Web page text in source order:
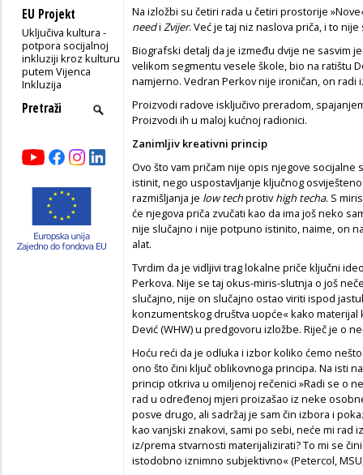
EU Projekt
Uključiva kultura -
potpora socijalnoj
inkluziji kroz kulturu
putem Vijenca
Inkluzija
Na izložbi su četiri rada u četiri prostorije
needi Zvijer. Već je taj niz naslova priča, i to nije
Biografski detalj da je između dvije ne sasvim
velikom segmentu vesele škole, bio na ratištu
namjerno. Vedran Perkov nije ironičan, on radi
Proizvodi radove isključivo preradom,
Proizvodi ih u maloj kućnoj radionici.
Zanimljiv kreativni princip
Ovo što vam pričam nije opis njegove socijalne
istinit, nego uspostavljanje ključnog
razmišljanja je low techprotivhigh techa. S
će njegova priča zvučati kao da ima još neko
nije slučajno i nije potpuno istinito, naime, on
alat.
Tvrdim da je vidljivi trag lokalne priče ključni
Perkova. Nije se taj okus-miris-slutnja o još
slučajno, nije on slučajno ostao viriti ispod
konzumentskog društva uopće« kako
Dević (WHW) u predgovoru izložbe. Riječ je o
Hoću reći da je odluka i izbor koliko ćemo
ono što čini ključ oblikovnoga principa. Na isti
princip otkriva u omiljenoj rečenici »Radi se o
rad u određenoj mjeri proizašao iz neke
posve drugo, ali sadržaj je sam čin izbora i
kao vanjski znakovi, sami po sebi, neće mi rad
iz/prema stvarnosti materijalizirati? To mi se
istodobno iznimno subjektivno« (Petercol,